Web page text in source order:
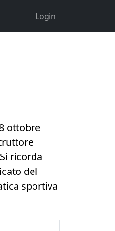
Login
ottobre
ricorda
del
sportiva